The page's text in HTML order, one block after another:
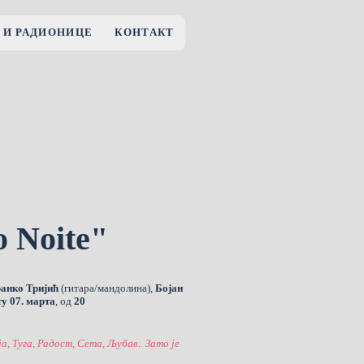
РАДИОНИЦЕ КОНТАКТ
Noite"
Тријић (гитара/мандолина),Бојан
07. марта , од20
Туга, Радост, Сета, Љубав.. Зато је